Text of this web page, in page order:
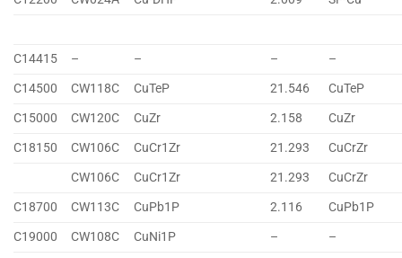
C14415 – – –
–
C14500
CW118C CuTeP 21.546
CuTeP
C15000
CW120C CuZr 2.158
CuZr
C18150
CW106C CuCr1Zr 21.293
CuCrZr
CW106C
CuCr1Zr 21.293
CuCrZr
C18700
CW113C CuPb1P 2.116
CuPb1P
C19000
CW108C CuNi1P –
–